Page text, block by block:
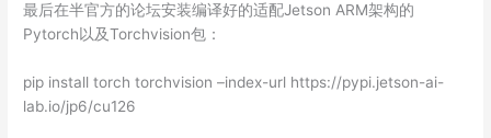
最后在半官方的论坛安装编译好的适配Jetson ARM架构的
Pytorch以及Torchvision包：
pip install torch torchvision –index-url https://pypi.jetson-ai-
lab.io/jp6/cu126